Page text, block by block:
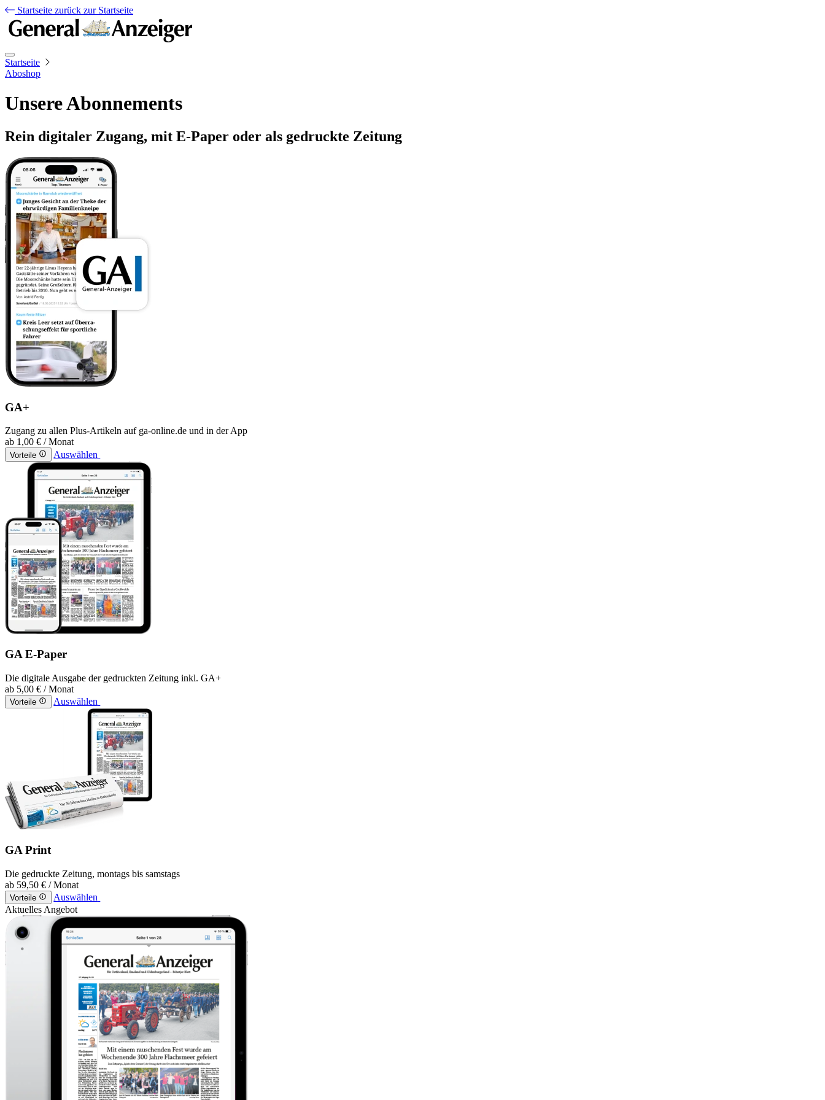
Startseite zurück zur Startseite
Startseite
Aboshop
Unsere Abonnements
Rein digitaler Zugang, mit E-Paper oder als gedruckte Zeitung
GA+
Zugang zu allen Plus-Artikeln auf ga-online.de und in der App
ab 1,00 € / Monat
Vorteile Auswählen
GA E-Paper
Die digitale Ausgabe der gedruckten Zeitung inkl. GA+
ab 5,00 € / Monat
Vorteile Auswählen
GA Print
Die gedruckte Zeitung, montags bis samstags
ab 59,50 € / Monat
Vorteile
Auswählen
Aktuelles Angebot